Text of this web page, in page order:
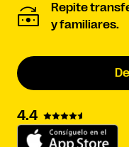
Repite
y familiares.
4.4